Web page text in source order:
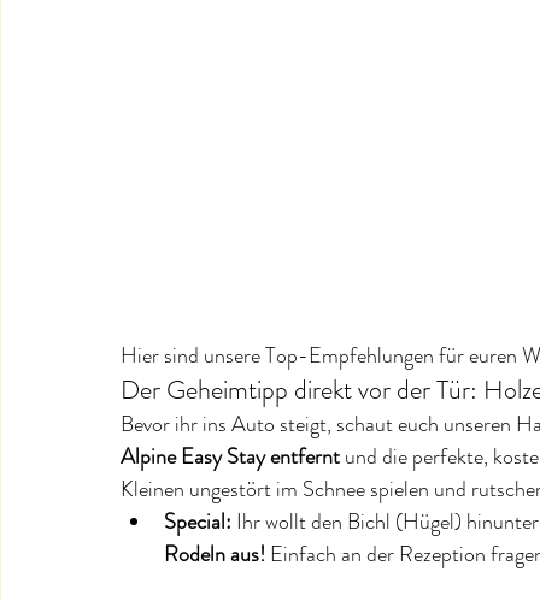
Hier sind unsere Top-Empfehlungen für euren
Der Geheimtipp direkt vor der Tür:
Bevor ihr ins Auto steigt, schaut euch unseren
Alpine Easy Stay entfernt und die perfekte,
Kleinen ungestört im Schnee spielen und
Special: Ihr wollt den Bichl (Hügel)
Rodeln aus! Einfach an der Rezeption